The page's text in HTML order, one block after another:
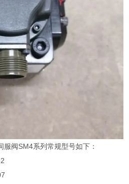
服阀SM4系列常规型号如下：